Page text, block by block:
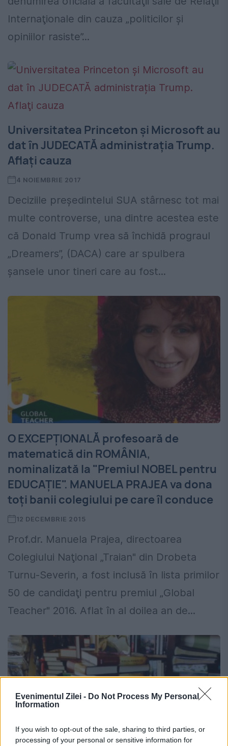
Evenimentul Zilei - Do Not Process My Personal
Information
If you wish to opt-out of the sale, sharing to third parties, or
processing of your personal or sensitive information for
Internaţionale din cauza „politicilor şi
opiniilor rasiste”...
Universitatea Princeton și Microsoft au
dat în JUDECATĂ administrația Trump.
Aflaţi cauza
4 NOIEMBRIE 2017
Deciziile preşedintelui SUA stârnesc tot mai
multe controverse, una dintre acestea este
că Donald Trump vrea să închidă prograul
„Dreamers”, (DACA) care ar spulbera
şansele unor tineri care au fost...
O EXCEPȚIONALĂ profesoară de
matematică din ROMÂNIA,
nominalizată la "Premiul NOBEL pentru
EDUCAȚIE". MANUELA PRAJEA va dona
toți banii colegiului pe care îl conduce
12 DECEMBRIE 2015
Prof.dr. Manuela Prajea, directoarea
Colegiului Naţional „Traian" din Drobeta
Turnu-Severin, a fost inclusă în lista primilor
50 de candidaţi pentru premiul „Global
Teacher" 2016. Aflat în al doilea an de...